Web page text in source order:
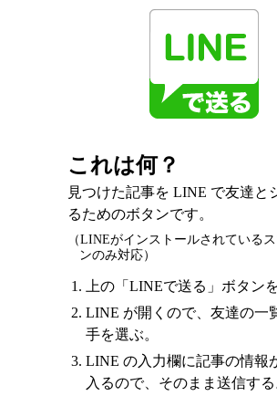
これは何？
見つけた記事を LINE で友達と
るためのボタンです。
（LINEがインストールされている
ンのみ対応）
上の「LINEで送る」ボタン
LINE が開くので、友達の一
手を選ぶ。
LINE の入力欄に記事の情報
入るので、そのまま送信する